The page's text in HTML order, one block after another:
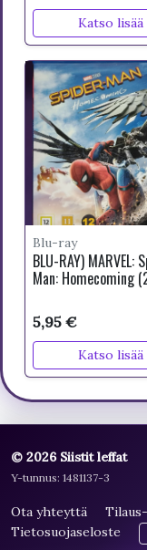
Katso lisää
Blu-ray
BLU-RAY) MARVEL:
Man: Homecoming
5,95 €
Katso lisää
© 2026 Siistit leffat
Y-tunnus: 1481137-3
Ota yhteyttä
Tietosuojaseloste